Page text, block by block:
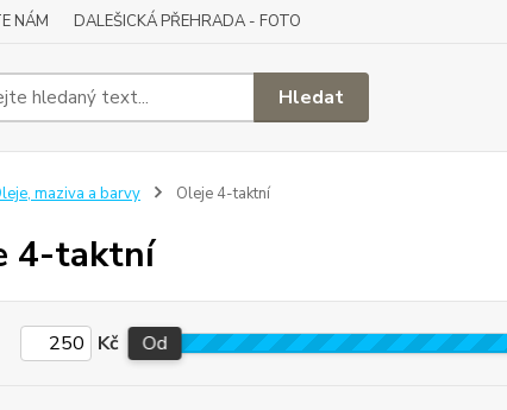
NÁM DALEŠICKÁ PŘEHRADA - FOTO
Hledat
maziva a barvy Oleje 4-taktní
4-taktní
Kč Od